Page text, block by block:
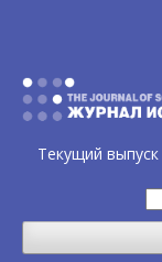
Текущий выпуск